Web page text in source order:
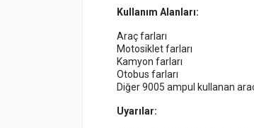
Kullanım Alanları:
Araç farları
Motosiklet farları
Kamyon farları
Otobus farları
Diğer 9005 ampul kullanan
Uyarılar: